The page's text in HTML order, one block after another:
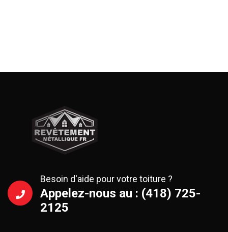
Besoin d'aide pour votre toiture ?
Appelez-nous au : (418) 725-
2125